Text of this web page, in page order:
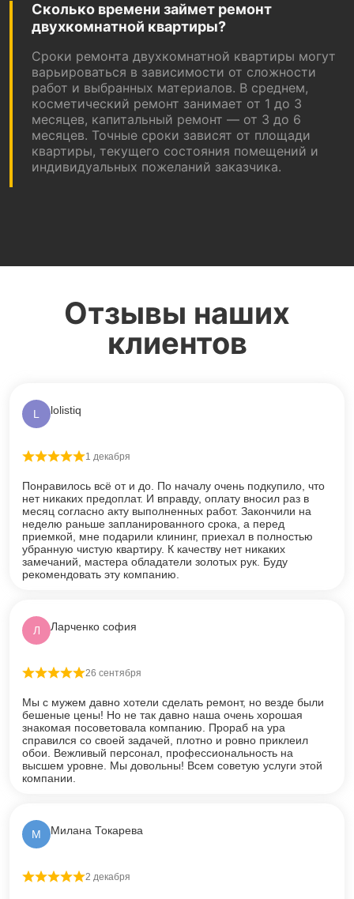
Сколько времени займет ремонт
двухкомнатной квартиры?
Сроки ремонта двухкомнатной квартиры могут
варьироваться в зависимости от сложности
работ и выбранных материалов. В среднем,
косметический ремонт занимает от 1 до 3
месяцев, капитальный ремонт — от 3 до 6
месяцев. Точные сроки зависят от площади
квартиры, текущего состояния помещений и
индивидуальных пожеланий заказчика.
Отзывы наших
клиентов
L lolistiq
Оценка5из 5
1 декабря
Понравилось всё от и до. По началу очень подкупило, что
нет никаких предоплат. И вправду, оплату вносил раз в
месяц согласно акту выполненных работ. Закончили на
неделю раньше запланированного срока, а перед
приемкой, мне подарили клининг, приехал в полностью
убранную чистую квартиру. К качеству нет никаких
замечаний, мастера обладатели золотых рук. Буду
рекомендовать эту компанию.
Л Ларченко софия
Оценка5из 5
26 сентября
Мы с мужем давно хотели сделать ремонт, но везде были
бешеные цены! Но не так давно наша очень хорошая
знакомая посоветовала компанию. Прораб на ура
справился со своей задачей, плотно и ровно приклеил
обои. Вежливый персонал, профессиональность на
высшем уровне. Мы довольны! Всем советую услуги этой
компании.
М Милана Токарева
Оценка5из 5
2 декабря